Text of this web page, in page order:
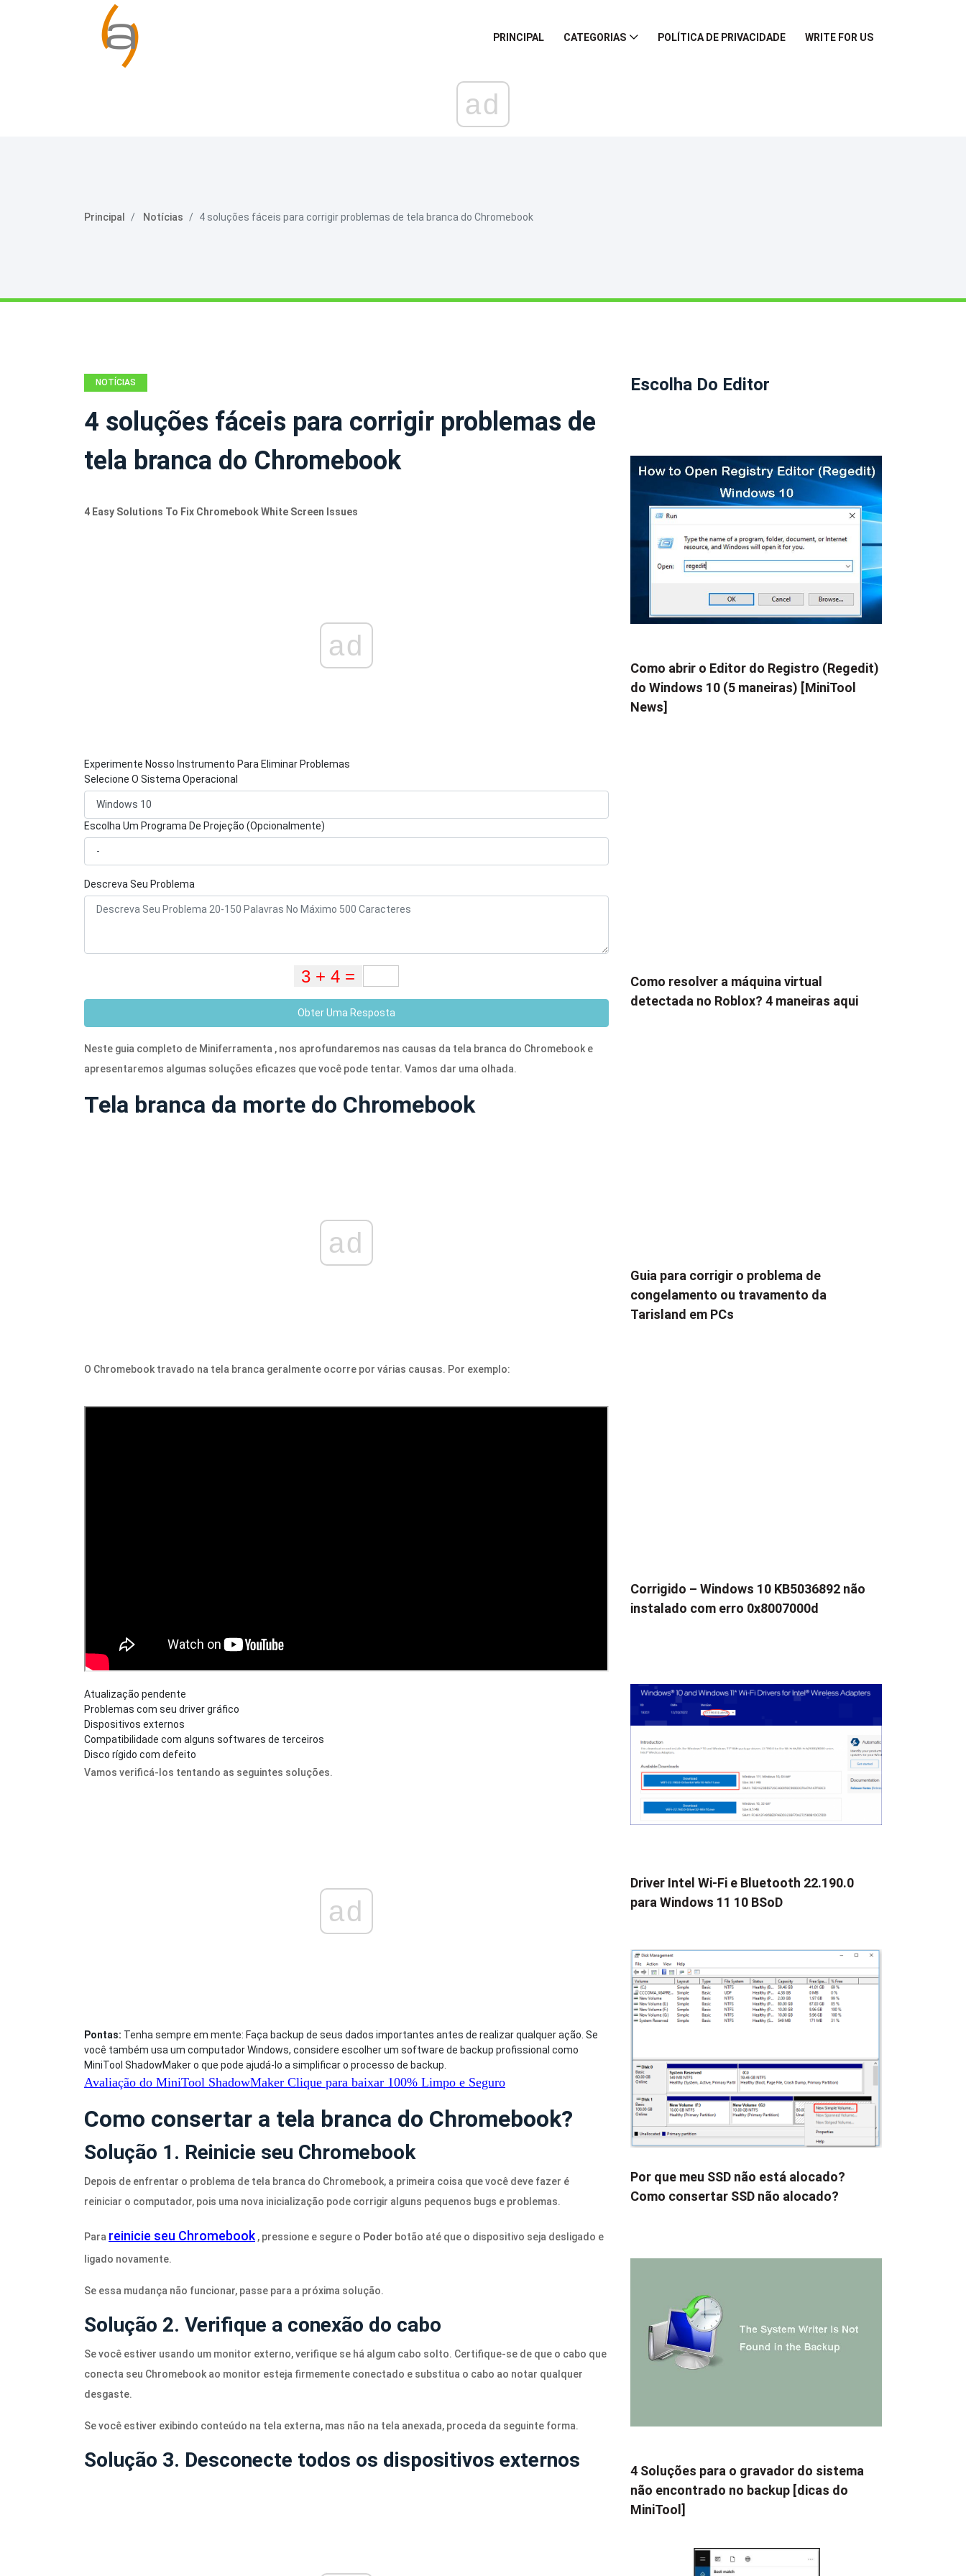
PRINCIPAL CATEGORIAS POLÍTICA DE PRIVACIDADE WRITE FOR US
ad
Principal Notícias 4 soluções fáceis para corrigir problemas de tela branca do Chromebook
NOTÍCIAS
4 soluções fáceis para corrigir problemas de
tela branca do Chromebook
4 Easy Solutions To Fix Chromebook White Screen Issues
ad
Experimente Nosso Instrumento Para Eliminar Problemas
Selecione O Sistema Operacional
Escolha Um Programa De Projeção (Opcionalmente)
Descreva Seu Problema
Obter Uma Resposta
Neste guia completo de Miniferramenta , nos aprofundaremos nas causas da tela branca do Chromebook e
apresentaremos algumas soluções eficazes que você pode tentar. Vamos dar uma olhada.
Tela branca da morte do Chromebook
ad
O Chromebook travado na tela branca geralmente ocorre por várias causas. Por exemplo:
Atualização pendente
Problemas com seu driver gráfico
Dispositivos externos
Compatibilidade com alguns softwares de terceiros
Disco rígido com defeito
Vamos verificá-los tentando as seguintes soluções.
ad
Pontas: Tenha sempre em mente: Faça backup de seus dados importantes antes de realizar qualquer ação. Se
você também usa um computador Windows, considere escolher um software de backup profissional como
MiniTool ShadowMaker o que pode ajudá-lo a simplificar o processo de backup.
Avaliação do MiniTool ShadowMaker Clique para baixar 100% Limpo e Seguro
Como consertar a tela branca do Chromebook?
Solução 1. Reinicie seu Chromebook
Depois de enfrentar o problema de tela branca do Chromebook, a primeira coisa que você deve fazer é
reiniciar o computador, pois uma nova inicialização pode corrigir alguns pequenos bugs e problemas.
Para reinicie seu Chromebook , pressione e segure o Poder botão até que o dispositivo seja desligado e
ligado novamente.
Se essa mudança não funcionar, passe para a próxima solução.
Solução 2. Verifique a conexão do cabo
Se você estiver usando um monitor externo, verifique se há algum cabo solto. Certifique-se de que o cabo que
conecta seu Chromebook ao monitor esteja firmemente conectado e substitua o cabo ao notar qualquer
desgaste.
Se você estiver exibindo conteúdo na tela externa, mas não na tela anexada, proceda da seguinte forma.
Solução 3. Desconecte todos os dispositivos externos
Escolha Do Editor
Como abrir o Editor do Registro (Regedit)
do Windows 10 (5 maneiras) [MiniTool
News]
Como resolver a máquina virtual
detectada no Roblox? 4 maneiras aqui
Guia para corrigir o problema de
congelamento ou travamento da
Tarisland em PCs
Corrigido – Windows 10 KB5036892 não
instalado com erro 0x8007000d
Driver Intel Wi-Fi e Bluetooth 22.190.0
para Windows 11 10 BSoD
Por que meu SSD não está alocado?
Como consertar SSD não alocado?
4 Soluções para o gravador do sistema
não encontrado no backup [dicas do
MiniTool]